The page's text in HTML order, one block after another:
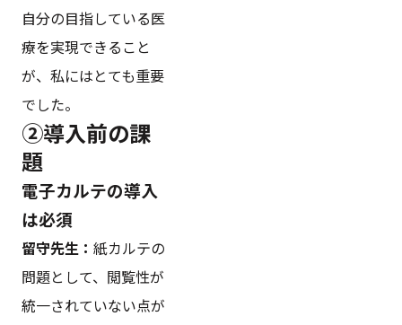
自分の目指している医
療を実現できること
が、私にはとても重要
でした。
②導入前の課
題
電子カルテの導入
は必須
留守先生： 紙カルテの
問題として、閲覧性が
統一されていない点が